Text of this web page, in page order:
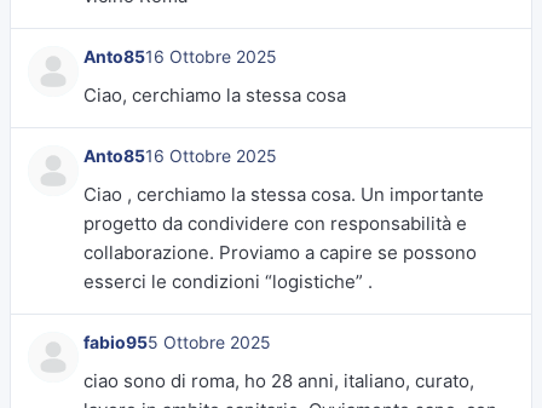
Anto8516 Ottobre 2025
Ciao, cerchiamo la stessa cosa
Anto8516 Ottobre 2025
Ciao , cerchiamo la stessa cosa. Un importante
progetto da condividere con responsabilità e
collaborazione. Proviamo a capire se possono
esserci le condizioni “logistiche” .
fabio955 Ottobre 2025
ciao sono di roma, ho 28 anni, italiano, curato,